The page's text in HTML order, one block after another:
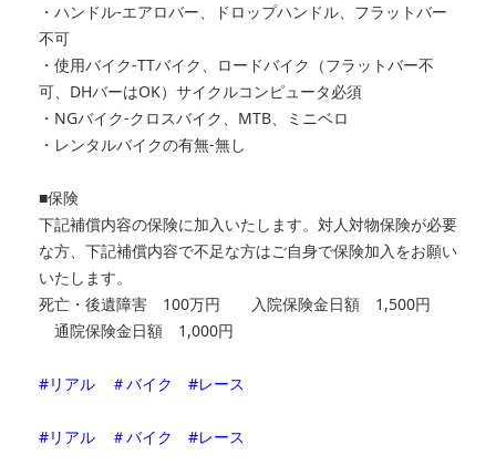
・ハンドル-エアロバー、ドロップハンドル、フラットバー
不可
・使用バイク-TTバイク、ロードバイク（フラットバー不
可、DHバーはOK）サイクルコンピュータ必須
・NGバイク-クロスバイク、MTB、ミニベロ
・レンタルバイクの有無-無し
■保険
下記補償内容の保険に加入いたします。対人対物保険が必要
な方、下記補償内容で不足な方はご自身で保険加入をお願い
いたします。
死亡・後遺障害 100万円 入院保険金日額 1,500円
通院保険金日額 1,000円
#リアル ＃バイク #レース
#リアル ＃バイク #レース